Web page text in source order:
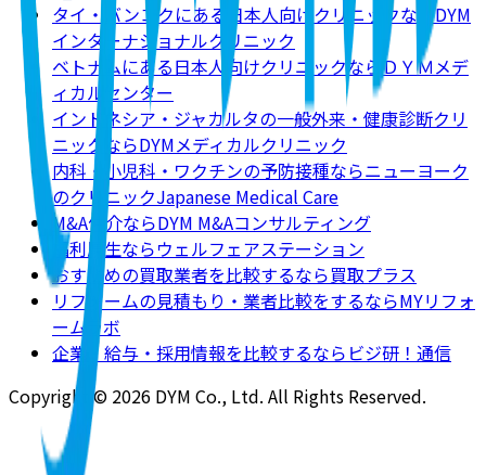
タイ・バンコクにある日本人向けクリニックならDYM
インターナショナルクリニック
ベトナムにある日本人向けクリニックならＤＹＭメデ
ィカルセンター
インドネシア・ジャカルタの一般外来・健康診断クリ
ニックならDYMメディカルクリニック
内科・小児科・ワクチンの予防接種ならニューヨーク
のクリニックJapanese Medical Care
M&A仲介ならDYM M&Aコンサルティング
福利厚生ならウェルフェアステーション
おすすめの買取業者を比較するなら買取プラス
リフォームの見積もり・業者比較をするならMYリフォ
ームラボ
企業・給与・採用情報を比較するならビジ研！通信
Copyright © 2026 DYM Co., Ltd. All Rights Reserved.